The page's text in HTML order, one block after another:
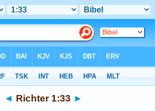
◄ Richter 1:33 ►